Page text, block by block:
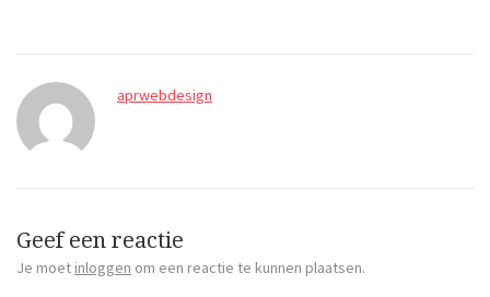
aprwebdesign
Geef een reactie
Je moet inloggen om een reactie te kunnen plaatsen.